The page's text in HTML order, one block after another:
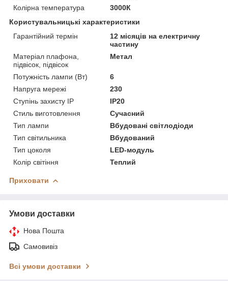
Колірна температура
3000К
Користувальницькі характеристики
Гарантійний термін
12 місяців на електричну
частину
Матеріал плафона,
підвісок, підвісок
Метал
Потужність лампи (Вт)
6
Напруга мережі
230
Ступінь захисту IP
IP20
Стиль виготовлення
Сучасний
Тип лампи
Вбудовані світлодіоди
Тип світильника
Вбудований
Тип цоколя
LED-модуль
Колір світіння
Теплий
Приховати
Умови доставки
Нова Пошта
Самовивіз
Всі умови доставки